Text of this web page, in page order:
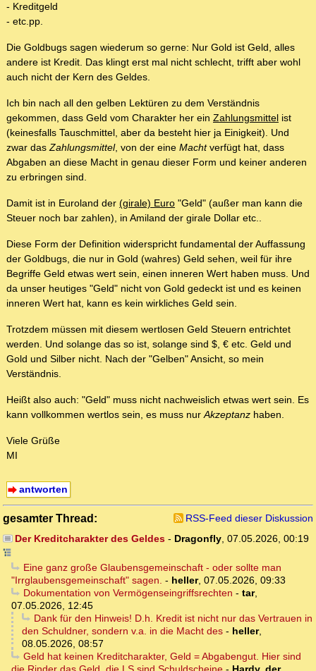
- Kreditgeld
- etc.pp.
Die Goldbugs sagen wiederum so gerne: Nur Gold ist Geld, alles
andere ist Kredit. Das klingt erst mal nicht schlecht, trifft aber wohl
auch nicht der Kern des Geldes.
Ich bin nach all den gelben Lektüren zu dem Verständnis
gekommen, dass Geld vom Charakter her ein Zahlungsmittel ist
(keinesfalls Tauschmittel, aber da besteht hier ja Einigkeit). Und
zwar dasZahlungsmittel, von der eine Machtverfügt hat, dass
Abgaben an diese Macht in genau dieser Form und keiner anderen
zu erbringen sind.
Damit ist in Euroland der (girale) Euro "Geld" (außer man kann die
Steuer noch bar zahlen), in Amiland der girale Dollar etc..
Diese Form der Definition widerspricht fundamental der Auffassung
der Goldbugs, die nur in Gold (wahres) Geld sehen, weil für ihre
Begriffe Geld etwas wert sein, einen inneren Wert haben muss. Und
da unser heutiges "Geld" nicht von Gold gedeckt ist und es keinen
inneren Wert hat, kann es kein wirkliches Geld sein.
Trotzdem müssen mit diesem wertlosen Geld Steuern entrichtet
werden. Und solange das so ist, solange sind $, € etc. Geld und
Gold und Silber nicht. Nach der "Gelben" Ansicht, so mein
Verständnis.
Heißt also auch: "Geld" muss nicht nachweislich etwas wert sein. Es
kann vollkommen wertlos sein, es muss nurAkzeptanz haben.
Viele Grüße
MI
antworten
gesamter Thread:
RSS-Feed dieser Diskussion
Der Kreditcharakter des Geldes- Dragonfly, 07.05.2026, 00:19
Eine ganz große Glaubensgemeinschaft - oder sollte man
"Irrglaubensgemeinschaft" sagen. - heller, 07.05.2026, 09:33
Dokumentation von Vermögenseingriffsrechten - tar,
07.05.2026, 12:45
Dank für den Hinweis! D.h. Kredit ist nicht nur das Vertrauen in
den Schuldner, sondern v.a. in die Macht des - heller,
08.05.2026, 08:57
Geld hat keinen Kreditcharakter, Geld = Abgabengut. Hier sind